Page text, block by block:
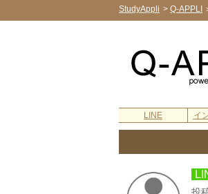
StudyAppli > Q-APPLI
LINE イ